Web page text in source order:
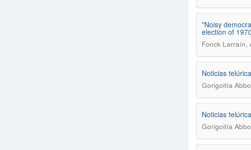
"Noisy
election of 1970
Fonck Larraí­n,
Noticias
Gorigoití­a
Noticias
Gorigoitía